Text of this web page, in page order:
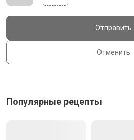
Отменить
Отправить
Популярные рецепты